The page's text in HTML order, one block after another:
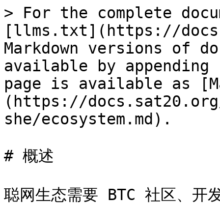
> For the complete
[llms.txt](https://
Markdown versions of
available by
page is available as
(https://
she/ecosystem.md).
# 概述
聪网生态需要 BTC 社区、开